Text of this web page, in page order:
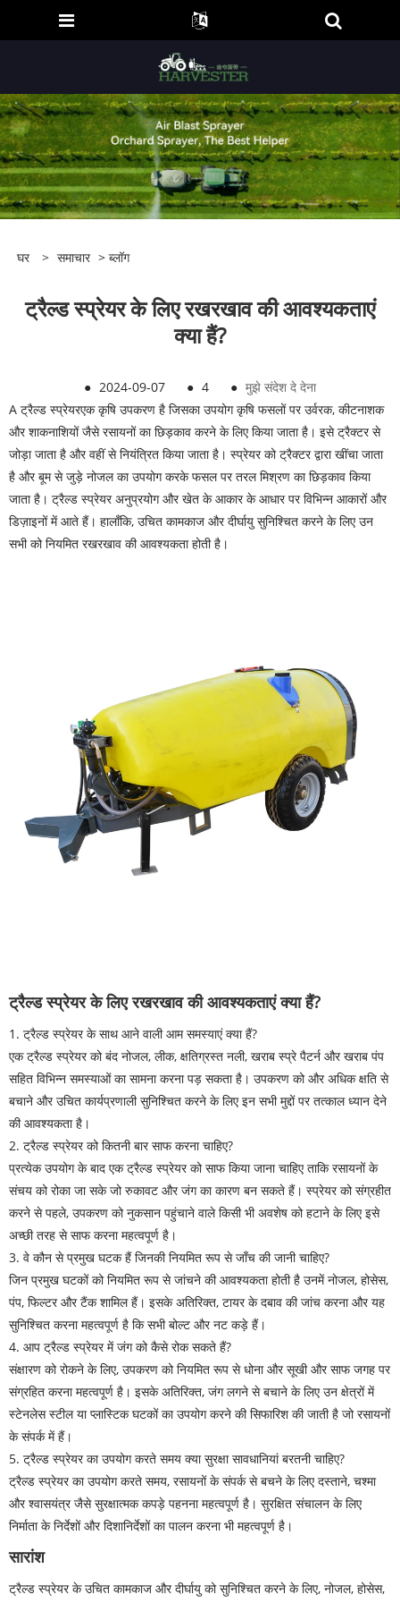
घर > समाचार > ब्लॉग
ट्रैल्ड स्प्रेयर के लिए रखरखाव की आवश्यकताएं
क्या हैं?
● 2024-09-07 ● 4 ● मुझे संदेश दे देना
A ट्रैल्ड स्प्रेयरएक कृषि उपकरण है जिसका उपयोग कृषि फसलों पर उर्वरक, कीटनाशक
और शाकनाशियों जैसे रसायनों का छिड़काव करने के लिए किया जाता है। इसे ट्रैक्टर से
जोड़ा जाता है और वहीं से नियंत्रित किया जाता है। स्प्रेयर को ट्रैक्टर द्वारा खींचा जाता
है और बूम से जुड़े नोजल का उपयोग करके फसल पर तरल मिश्रण का छिड़काव किया
जाता है। ट्रैल्ड स्प्रेयर अनुप्रयोग और खेत के आकार के आधार पर विभिन्न आकारों और
डिज़ाइनों में आते हैं। हालाँकि, उचित कामकाज और दीर्घायु सुनिश्चित करने के लिए उन
सभी को नियमित रखरखाव की आवश्यकता होती है।
ट्रैल्ड स्प्रेयर के लिए रखरखाव की आवश्यकताएं क्या हैं?
1. ट्रैल्ड स्प्रेयर के साथ आने वाली आम समस्याएं क्या हैं?
एक ट्रैल्ड स्प्रेयर को बंद नोजल, लीक, क्षतिग्रस्त नली, खराब स्प्रे पैटर्न और खराब पंप
सहित विभिन्न समस्याओं का सामना करना पड़ सकता है। उपकरण को और अधिक क्षति से
बचाने और उचित कार्यप्रणाली सुनिश्चित करने के लिए इन सभी मुद्दों पर तत्काल ध्यान देने
की आवश्यकता है।
2. ट्रैल्ड स्प्रेयर को कितनी बार साफ करना चाहिए?
प्रत्येक उपयोग के बाद एक ट्रैल्ड स्प्रेयर को साफ किया जाना चाहिए ताकि रसायनों के
संचय को रोका जा सके जो रुकावट और जंग का कारण बन सकते हैं। स्प्रेयर को संग्रहीत
करने से पहले, उपकरण को नुकसान पहुंचाने वाले किसी भी अवशेष को हटाने के लिए इसे
अच्छी तरह से साफ करना महत्वपूर्ण है।
3. वे कौन से प्रमुख घटक हैं जिनकी नियमित रूप से जाँच की जानी चाहिए?
जिन प्रमुख घटकों को नियमित रूप से जांचने की आवश्यकता होती है उनमें नोजल, होसेस,
पंप, फिल्टर और टैंक शामिल हैं। इसके अतिरिक्त, टायर के दबाव की जांच करना और यह
सुनिश्चित करना महत्वपूर्ण है कि सभी बोल्ट और नट कड़े हैं।
4. आप ट्रैल्ड स्प्रेयर में जंग को कैसे रोक सकते हैं?
संक्षारण को रोकने के लिए, उपकरण को नियमित रूप से धोना और सूखी और साफ जगह पर
संग्रहित करना महत्वपूर्ण है। इसके अतिरिक्त, जंग लगने से बचाने के लिए उन क्षेत्रों में
स्टेनलेस स्टील या प्लास्टिक घटकों का उपयोग करने की सिफारिश की जाती है जो रसायनों
के संपर्क में हैं।
5. ट्रैल्ड स्प्रेयर का उपयोग करते समय क्या सुरक्षा सावधानियां बरतनी चाहिए?
ट्रैल्ड स्प्रेयर का उपयोग करते समय, रसायनों के संपर्क से बचने के लिए दस्ताने, चश्मा
और श्वासयंत्र जैसे सुरक्षात्मक कपड़े पहनना महत्वपूर्ण है। सुरक्षित संचालन के लिए
निर्माता के निर्देशों और दिशानिर्देशों का पालन करना भी महत्वपूर्ण है।
सारांश
ट्रैल्ड स्प्रेयर के उचित कामकाज और दीर्घायु को सुनिश्चित करने के लिए, नोजल, होसेस,